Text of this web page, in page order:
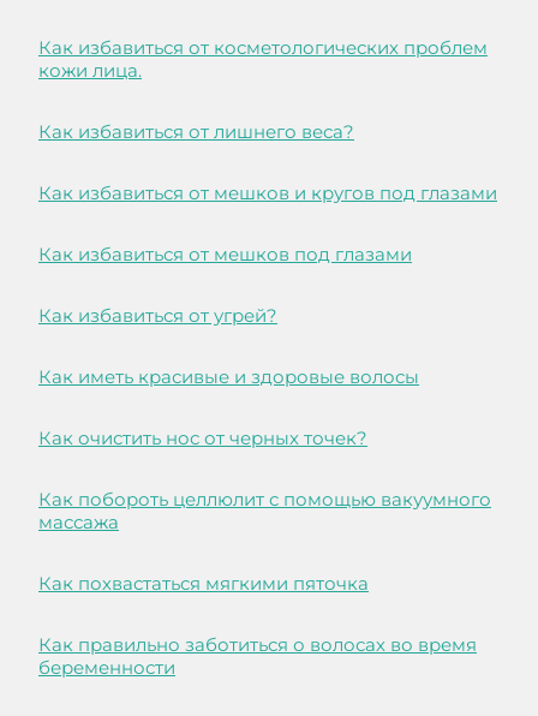
Как избавиться от косметологических проблем
кожи лица.
Как избавиться от лишнего веса?
Как избавиться от мешков и кругов под глазами
Как избавиться от мешков под глазами
Как избавиться от угрей?
Как иметь красивые и здоровые волосы
Как очистить нос от черных точек?
Как побороть целлюлит с помощью вакуумного
массажа
Как похвастаться мягкими пяточка
Как правильно заботиться о волосах во время
беременности